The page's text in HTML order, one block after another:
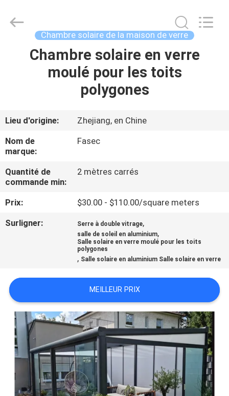
MAISON
AU
SUJET
DE
NOUS
VISITE
D'USINE
QUALITÉ
CONTACTEZ-
NOUS
NOUVELLES
FASEC
Buildings
Chambre solaire de la maison de verre
Chambre solaire en verre
moulé pour les toits
polygones
Lieu d'origine:
Zhejiang, en Chine
Nom de
marque:
Fasec
Quantité de
commande min:
2 mètres carrés
Prix:
$30.00 - $110.00/square meters
Surligner:
Serre à double vitrage,
salle de soleil en aluminium,
Salle solaire en verre moulé pour les toits
polygones
, Salle solaire en aluminium Salle solaire en verre
MEILLEUR PRIX